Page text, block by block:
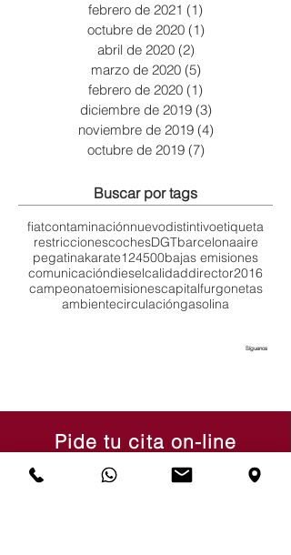
febrero de 2021 (1)
octubre de 2020 (1)1 entrada
abril de 2020 (2)2 entradas
marzo de 2020 (5)5 entradas
febrero de 2020 (1)
diciembre de 2019 (3)3 entradas
noviembre de 2019 (4)4 entradas
octubre de 2019 (7)7 entradas
Buscar por tags
Síguenos
fiatcontaminaciónnuevodistintivoetiqueta
restriccionescochesDGTbarcelonaaire
pegatinakarate124500bajas emisiones
comunicacióndieselcalidaddirector2016
campeonatoemisionescapitalfurgonetas
ambientecirculacióngasolina
Pide tu cita on-line